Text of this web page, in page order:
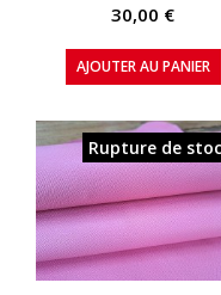
30,00 €
AJOUTER AU PANIER
Rupture de